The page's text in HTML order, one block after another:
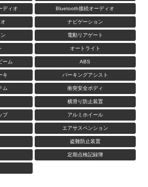
ディオ Bluetooth接続オーディオ
ナビゲーション
電動リアゲート
オートライト
ーム ABS
キ パーキングアシスト
ム 衝突安全ボディ
横滑り防止装置
プ アルミホイール
エアサスペンション
盗難防止装置
定期点検記録簿